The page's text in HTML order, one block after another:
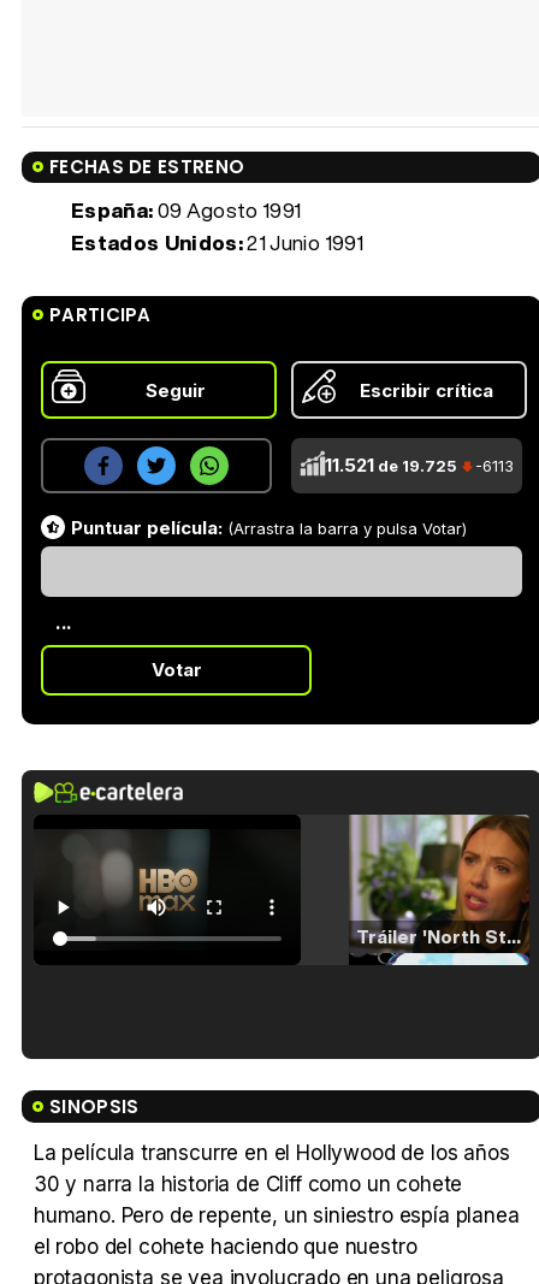
FECHAS DE ESTRENO
España:09 Agosto 1991
Estados Unidos:21 Junio 1991
PARTICIPA
Seguir Escribir crítica
11.521 de 19.725 -6113
Puntuar película: (Arrastra la barra y pulsa Votar)
...
Votar
Tráiler 'North Star' (2023)
Tráiler 'Vida perra' (2026)
SINOPSIS
La película transcurre en el Hollywood de los años
30 y narra la historia de Cliff como un cohete
humano. Pero de repente, un siniestro espía planea
el robo del cohete haciendo que nuestro
protagonista se vea involucrado en una peligrosa